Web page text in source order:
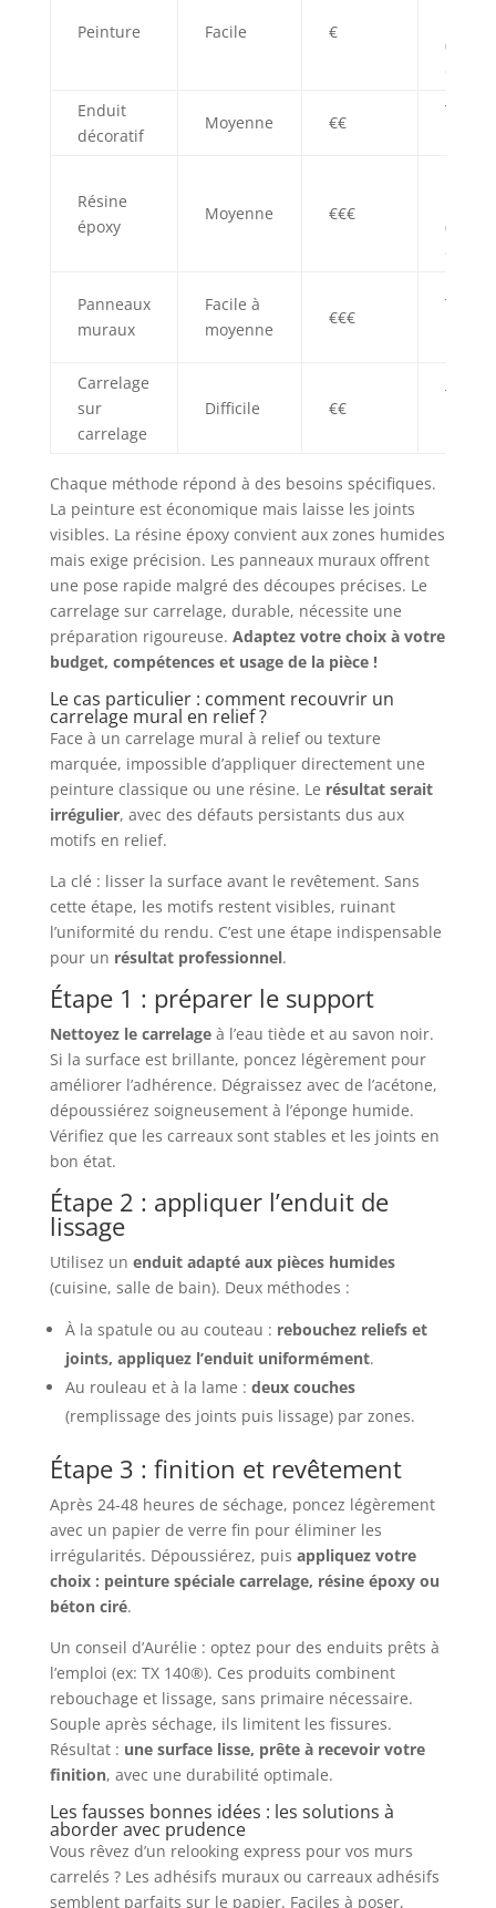
Peinture Facile €
(hors
Enduit
décoratif
Moyenne €€
Toutes
Résine
époxy
Moyenne €€€
Panneaux
muraux
Facile à
moyenne
€€€
Toutes
Carrelage
sur
carrelage
Difficile €€
Toutes
Chaque méthode répond à des besoins spécifiques.
La peinture est économique mais laisse les joints
visibles. La résine époxy convient aux zones humides
mais exige précision. Les panneaux muraux offrent
une pose rapide malgré des découpes précises. Le
carrelage sur carrelage, durable, nécessite une
préparation rigoureuse. Adaptez votre choix à votre
budget, compétences et usage de la pièce !
Le cas particulier : comment recouvrir un
carrelage mural en relief ?
Face à un carrelage mural à relief ou texture
marquée, impossible d’appliquer directement une
peinture classique ou une résine. Le résultat serait
irrégulier, avec des défauts persistants dus aux
motifs en relief.
La clé : lisser la surface avant le revêtement. Sans
cette étape, les motifs restent visibles, ruinant
l’uniformité du rendu. C’est une étape indispensable
pour un résultat professionnel.
Étape 1 : préparer le support
Nettoyez le carrelageà l’eau tiède et au savon noir.
Si la surface est brillante, poncez légèrement pour
améliorer l’adhérence. Dégraissez avec de l’acétone,
dépoussiérez soigneusement à l’éponge humide.
Vérifiez que les carreaux sont stables et les joints en
bon état.
Étape 2 : appliquer l’enduit de
lissage
Utilisez un enduit adapté aux pièces humides
(cuisine, salle de bain). Deux méthodes :
À la spatule ou au couteau : rebouchez reliefs et
joints, appliquez l’enduit uniformément.
Au rouleau et à la lame : deux couches
(remplissage des joints puis lissage) par zones.
Étape 3 : finition et revêtement
Après 24-48 heures de séchage, poncez légèrement
avec un papier de verre fin pour éliminer les
irrégularités. Dépoussiérez, puis appliquez votre
choix : peinture spéciale carrelage, résine époxy ou
béton ciré.
Un conseil d’Aurélie : optez pour des enduits prêts à
l’emploi (ex: TX 140®). Ces produits combinent
rebouchage et lissage, sans primaire nécessaire.
Souple après séchage, ils limitent les fissures.
Résultat : une surface lisse, prête à recevoir votre
finition, avec une durabilité optimale.
Les fausses bonnes idées : les solutions à
aborder avec prudence
Vous rêvez d’un relooking express pour vos murs
carrelés ? Les adhésifs muraux ou carreaux adhésifs
semblent parfaits sur le papier. Faciles à poser,